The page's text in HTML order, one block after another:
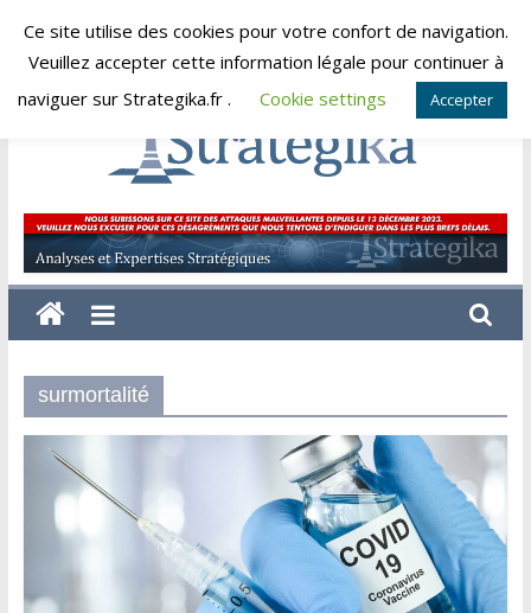
Skip
vendredi, août 7, 2026
Strategika
Expertise
et
Analyses
surmortalité
Ce site utilise des cookies pour votre confort de navigation.
Veuillez accepter cette information légale pour continuer à
naviguer sur Strategika.fr .
Cookie settings Accepter